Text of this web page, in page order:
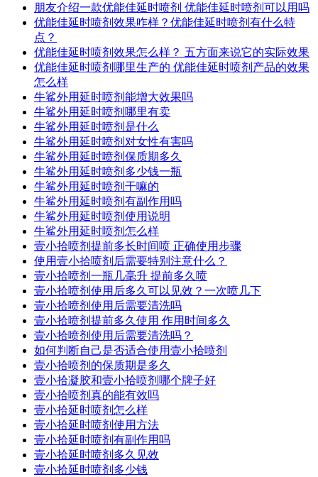
朋友介绍一款优能佳延时喷剂 优能佳延时喷剂可以用吗
优能佳延时喷剂效果咋样？优能佳延时喷剂有什么特
点？
优能佳延时喷剂效果怎么样？ 五方面来说它的实际效果
优能佳延时喷剂哪里生产的 优能佳延时喷剂产品的效果
怎么样
牛鲨外用延时喷剂能增大效果吗
牛鲨外用延时喷剂哪里有卖
牛鲨外用延时喷剂是什么
牛鲨外用延时喷剂对女性有害吗
牛鲨外用延时喷剂保质期多久
牛鲨外用延时喷剂多少钱一瓶
牛鲨外用延时喷剂干嘛的
牛鲨外用延时喷剂有副作用吗
牛鲨外用延时喷剂使用说明
牛鲨外用延时喷剂怎么样
壹小拾喷剂提前多长时间喷 正确使用步骤
使用壹小拾喷剂后需要特别注意什么？
壹小拾喷剂一瓶几毫升 提前多久喷
壹小拾喷剂使用后多久可以见效？一次喷几下
壹小拾喷剂使用后需要清洗吗
壹小拾喷剂提前多久使用 作用时间多久
壹小拾喷剂使用后需要清洗吗？
如何判断自己是否适合使用壹小拾喷剂
壹小拾喷剂的保质期是多久
壹小拾凝胶和壹小拾喷剂哪个牌子好
壹小拾喷剂真的能有效吗
壹小拾延时喷剂怎么样
壹小拾延时喷剂使用方法
壹小拾延时喷剂有副作用吗
壹小拾延时喷剂多久见效
壹小拾延时喷剂多少钱